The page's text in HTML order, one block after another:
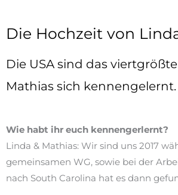
Die Hochzeit von
Die USA sind das
Mathias sich
Wie habt ihr euch kennengerlernt?
Linda & Mathias: Wir sind uns 2017
gemeinsamen WG, sowie bei der
nach South Carolina hat es dann